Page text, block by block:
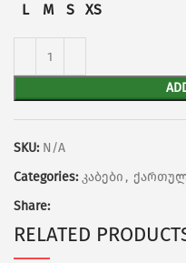
L
M S XS
SKU: N/A
Categories: კაბები,
Share:
RELATED